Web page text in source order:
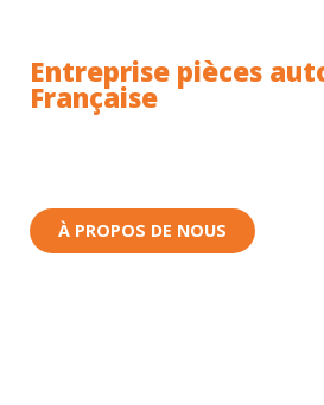
Entreprise pièces
Française
À PROPOS DE NOUS